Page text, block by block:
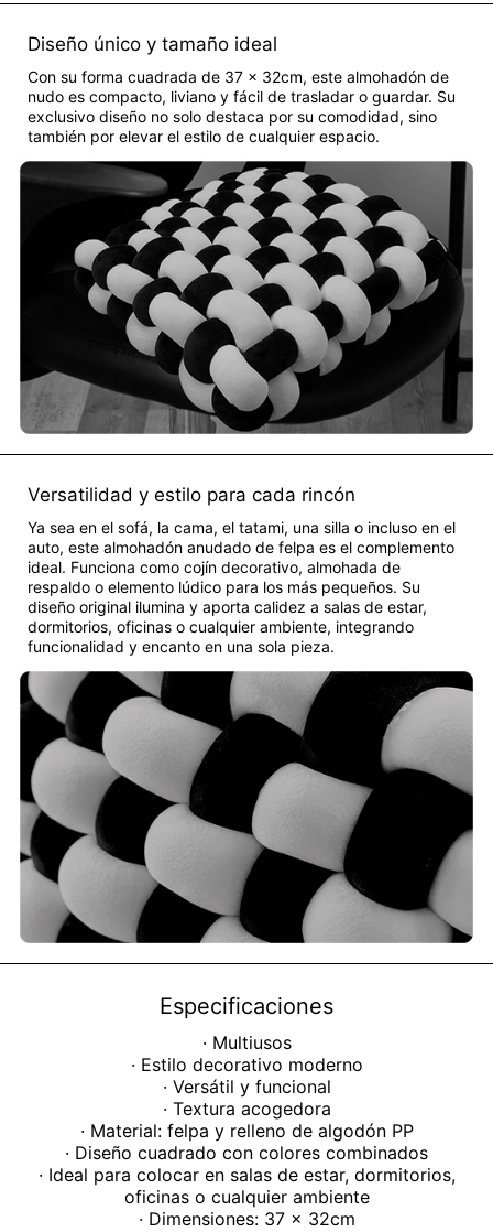
Diseño único y tamaño ideal
Con su forma cuadrada de 37 x 32cm, este almohadón de
nudo es compacto, liviano y fácil de trasladar o guardar. Su
exclusivo diseño no solo destaca por su comodidad, sino
también por elevar el estilo de cualquier espacio.
Versatilidad y estilo para cada rincón
Ya sea en el sofá, la cama, el tatami, una silla o incluso en el
auto, este almohadón anudado de felpa es el complemento
ideal. Funciona como cojín decorativo, almohada de
respaldo o elemento lúdico para los más pequeños. Su
diseño original ilumina y aporta calidez a salas de estar,
dormitorios, oficinas o cualquier ambiente, integrando
funcionalidad y encanto en una sola pieza.
Especificaciones
· Multiusos
· Estilo decorativo moderno
· Versátil y funcional
· Textura acogedora
· Material: felpa y relleno de algodón PP
· Diseño cuadrado con colores combinados
· Ideal para colocar en salas de estar, dormitorios,
oficinas o cualquier ambiente
· Dimensiones: 37 x 32cm